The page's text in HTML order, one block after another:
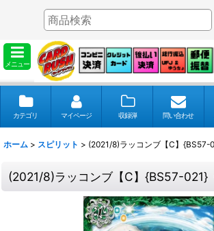
メニュー
カテゴリ マイページ 収録弾 問い合わせ
ホーム > スピリット > (2021/8)ラッコンブ【C】{BS57-
(2021/8)ラッコンブ【C】{BS57-021}